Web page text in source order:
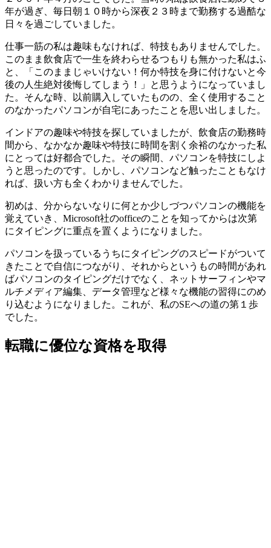
年が過ぎ、毎日朝１０時から深夜２３時まで勤務する過酷な
日々を過ごしていました。
仕事一筋の私は趣味もなければ、特技もありませんでした。
このまま飲食店で一生を終わらせるつもりも無かった私はふ
と、「このままじゃいけない！何か特技を身に付けないと今
後の人生絶対後悔してしまう！
」と思うようになっていまし
た。そんな時、以前購入していたものの、全く使用すること
のなかったパソコンが自宅にあったことを思い出しました。
インドアの趣味や特技を探していましたが、飲食店の勤務時
間から、なかなか趣味や特技に時間を割く余裕のなかった私
にとっては好都合でした。その瞬間、パソコンを特技にしよ
うと思ったのです。しかし、パソコンなど触ったこともなけ
れば、扱い方も全くわかりませんでした。
初めは、分からないなりに何とか少しづつパソコンの機能を
覚えていき、Microsoft社のofficeのことを知ってからは次第
にタイピングに重点を置くようになりました。
パソコンを扱っているうちにタイピングのスピードがついて
きたことで自信につながり、それからというもの時間があれ
ばパソコンのタイピングだけでなく、 ネットサーフィンやマ
ルチメディア編集、データ管理など様々な機能の習得にのめ
り込むようになりました 。これが、私のSEへの道の第１歩
でした。
転職に優位な資格を取得